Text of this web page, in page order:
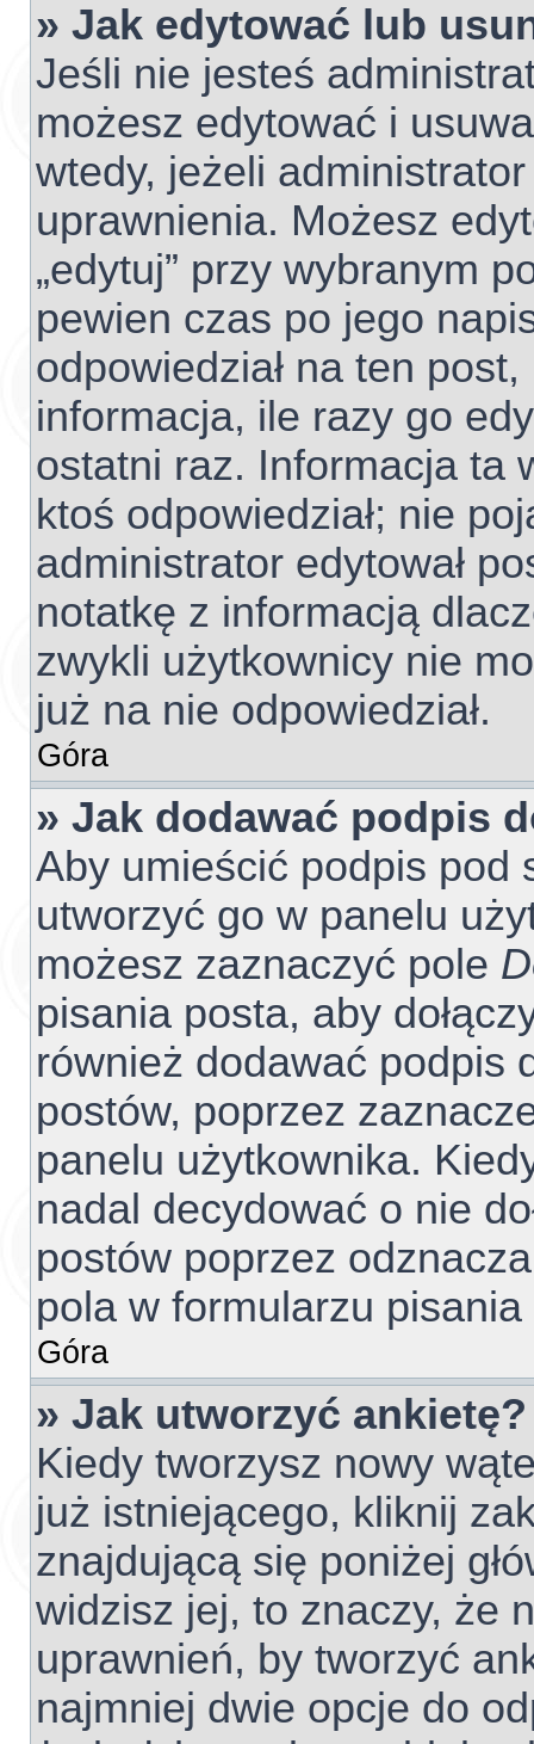
» Jak edytować lub
Jeśli nie jesteś
możesz edytować i
wtedy, jeżeli
uprawnienia. Możesz
„edytuj” przy wybranym
pewien czas po jego
odpowiedział na ten
informacja, ile razy go
ostatni raz. Informacja ta
ktoś odpowiedział; nie
administrator edytował
notatkę z informacją
zwykli użytkownicy nie
już na nie odpowiedział.
Góra
» Jak dodawać podpis
Aby umieścić podpis pod
utworzyć go w panelu
możesz zaznaczyć pole
pisania posta, aby
również dodawać podpis
postów, poprzez
panelu użytkownika.
nadal decydować o nie
postów poprzez
pola w formularzu
Góra
» Jak utworzyć ankietę?
Kiedy tworzysz nowy
już istniejącego, kliknij
znajdującą się poniżej
widzisz jej, to znaczy, że
uprawnień, by tworzyć
najmniej dwie opcje do